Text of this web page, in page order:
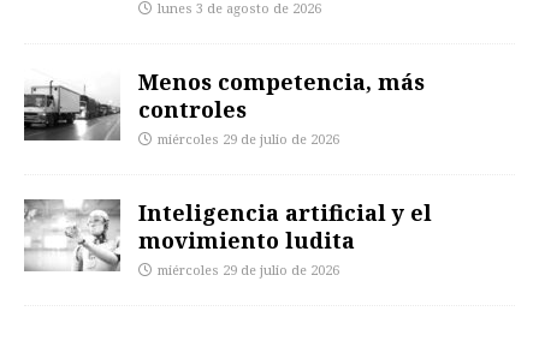
lunes 3 de agosto de 2026
Menos competencia, más
controles
miércoles 29 de julio de 2026
Inteligencia artificial y el
movimiento ludita
miércoles 29 de julio de 2026